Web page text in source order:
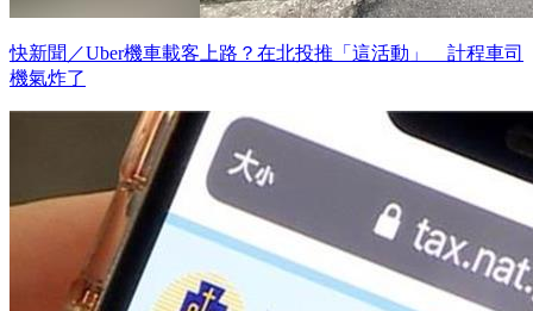
快新聞／Uber機車載客上路？在北投推「這活動」 計程車司
機氣炸了